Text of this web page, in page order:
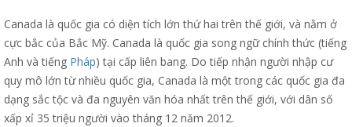
Canada là quốc gia có diện tích lớn thứ hai trên thế giới, và nằm ở
cực bắc của Bắc Mỹ. Canada là quốc gia song ngữ chính thức (tiếng
Anh và tiếng Pháp) tại cấp liên bang. Do tiếp nhận người nhập cư
quy mô lớn từ nhiều quốc gia, Canada là một trong các quốc gia đa
dạng sắc tộc và đa nguyên văn hóa nhất trên thế giới, với dân số
xấp xỉ 35 triệu người vào tháng 12 năm 2012.